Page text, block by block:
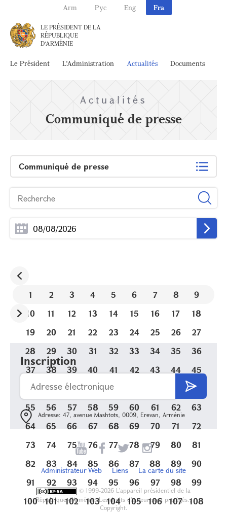
Arm Рус Eng Fra
LE PRÉSIDENT DE LA
RÉPUBLIQUE
D'ARMÉNIE
Le Président L'Administration Actualités Documents
Actualités
Communiqué de presse
Communiqué de presse
1 2 3 4 5 6 7 8
9
10
11 12 13 14 15 16 17
18
19
20 21 22 23 24 25 26
27
28
29 30 31 32 33 34 35
36
37
38 39 40 41 42 43 44
45
46
47 48 49 50
54
55
56 57 58 59 60 61 62
63
64
65 66 67 68 69 70 71
72
73
74 75 76 77 78 79 80
81
82
83 84 85 86 87 88 89
90
91
92 93 94 95 96 97 98
99
100
101 102 103 104 105 106 107
108
Inscription
Adresse: 47, avenue Mashtots, 0009, Erevan, Arménie
Administrateur Web Liens La carte du site
© 1999-2026 L'appareil présidentiel de la
République d'Arménie. Les droits d'auteur sont protégés.,
Copyright.